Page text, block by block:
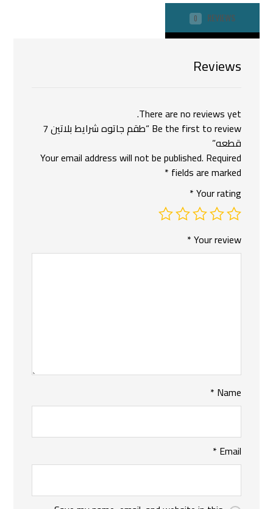
REVIEWS
0
Reviews
There are no reviews yet.
Be the first to review “طقم جاتوه شرايط بلاتين 7
قطعه”
Your email address will not be published. Required
fields are marked
*
Your rating
*
Your review
*
Name
*
Email
*